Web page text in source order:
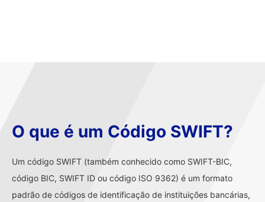
O que é um Código SWIFT?
Um código SWIFT (também conhecido como SWIFT-BIC,
código BIC, SWIFT ID ou código ISO 9362) é um formato
padrão de códigos de identificação de instituições bancárias,